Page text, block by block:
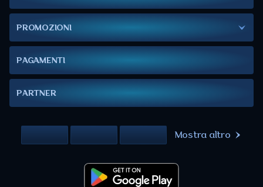
PROMOZIONI
PAGAMENTI
PARTNER
Mostra altro